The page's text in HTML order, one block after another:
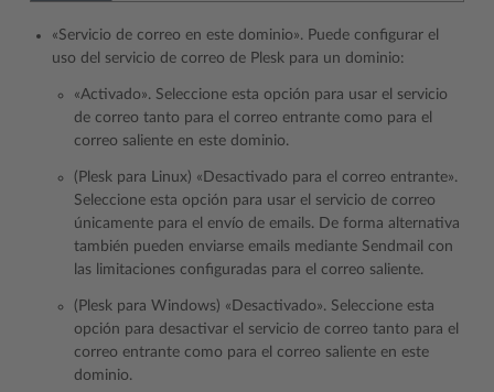
«Servicio de correo en este dominio». Puede configurar el
uso del servicio de correo de Plesk para un dominio:
«Activado». Seleccione esta opción para usar el servicio
de correo tanto para el correo entrante como para el
correo saliente en este dominio.
(Plesk para Linux) «Desactivado para el correo entrante».
Seleccione esta opción para usar el servicio de correo
únicamente para el envío de emails. De forma alternativa
también pueden enviarse emails mediante Sendmail con
las limitaciones configuradas para el correo saliente.
(Plesk para Windows) «Desactivado». Seleccione esta
opción para desactivar el servicio de correo tanto para el
correo entrante como para el correo saliente en este
dominio.